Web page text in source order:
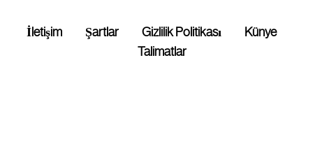
İletişim Şartlar Gizlilik Politikası
Künye
Talimatlar